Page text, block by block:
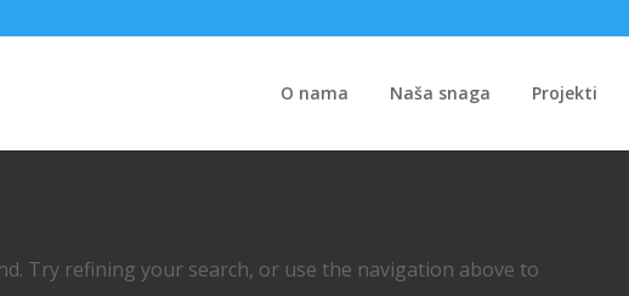
O nama Naša snaga Projekti
Try refining your search, or use the navigation above to